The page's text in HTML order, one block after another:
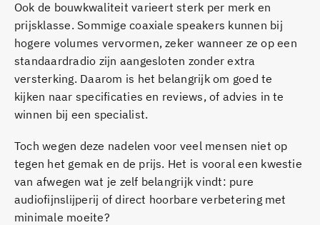
Ook de bouwkwaliteit varieert sterk per merk en
prijsklasse. Sommige coaxiale speakers kunnen bij
hogere volumes vervormen, zeker wanneer ze op een
standaardradio zijn aangesloten zonder extra
versterking. Daarom is het belangrijk om goed te
kijken naar specificaties en reviews, of advies in te
winnen bij een specialist.
Toch wegen deze nadelen voor veel mensen niet op
tegen het gemak en de prijs. Het is vooral een kwestie
van afwegen wat je zelf belangrijk vindt: pure
audiofijnslijperij of direct hoorbare verbetering met
minimale moeite?